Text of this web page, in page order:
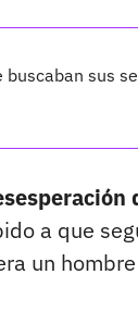
sus
a que
un hombre